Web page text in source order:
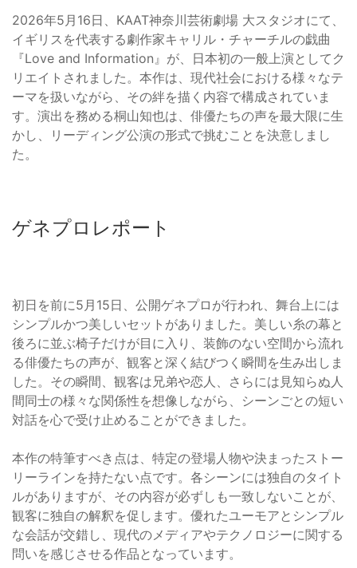
2026年5月16日、KAAT神奈川芸術劇場 大スタジオにて、
イギリスを代表する劇作家キャリル・チャーチルの戯曲
『Love and Information』が、日本初の一般上演としてク
リエイトされました。本作は、現代社会における様々なテ
ーマを扱いながら、その絆を描く内容で構成されていま
す。演出を務める桐山知也は、俳優たちの声を最大限に生
かし、リーディング公演の形式で挑むことを決意しまし
た。
ゲネプロレポート
初日を前に5月15日、公開ゲネプロが行われ、舞台上には
シンプルかつ美しいセットがありました。美しい糸の幕と
後ろに並ぶ椅子だけが目に入り、装飾のない空間から流れ
る俳優たちの声が、観客と深く結びつく瞬間を生み出しま
した。その瞬間、観客は兄弟や恋人、さらには見知らぬ人
間同士の様々な関係性を想像しながら、シーンごとの短い
対話を心で受け止めることができました。
本作の特筆すべき点は、特定の登場人物や決まったストー
リーラインを持たない点です。各シーンには独自のタイト
ルがありますが、その内容が必ずしも一致しないことが、
観客に独自の解釈を促します。優れたユーモアとシンプル
な会話が交錯し、現代のメディアやテクノロジーに関する
問いを感じさせる作品となっています。